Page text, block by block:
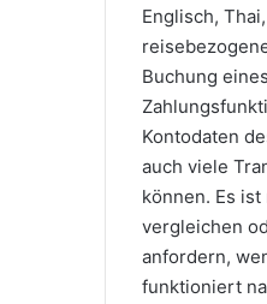
Englisch,
Buchung
Kontodaten
auch viele
können. Es
vergleichen
anfordern,
funktioniert